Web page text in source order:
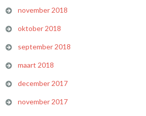
november 2018
oktober 2018
september 2018
maart 2018
december 2017
november 2017